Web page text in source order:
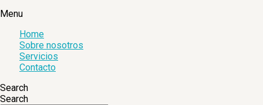
Menu
Home
Sobre nosotros
Servicios
Contacto
Search
Search